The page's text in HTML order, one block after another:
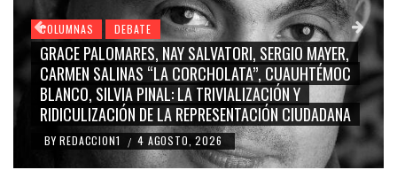
COLUMNAS DEBATE
EX ALCALDE PRIÍSTA-MARINISTA PUEDE COSTARLE ¡17
MILLONES DE PESOS AL AYUNTAMIENTO DE SAN PEDRO
CHOLULA!
BY REDACCION1 3 AGOSTO, 2026